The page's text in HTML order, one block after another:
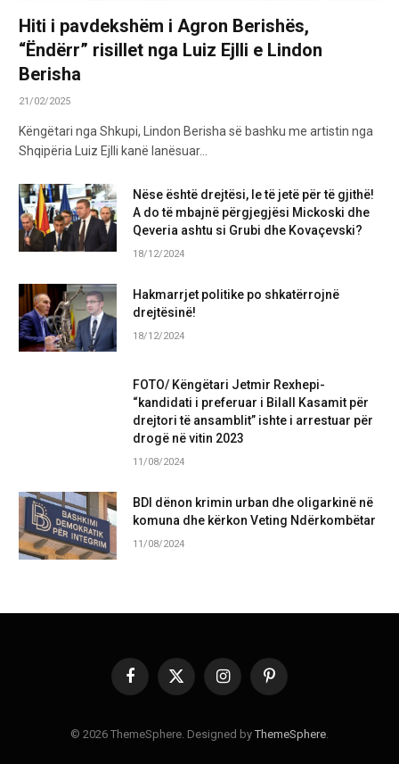
Hiti i pavdekshëm i Agron Berishës,
“Ëndërr” risillet nga Luiz Ejlli e Lindon
Berisha
21/02/2025
Këngëtari nga Shkupi, Lindon Berisha së bashku me artistin nga
Shqipëria Luiz Ejlli kanë lanësuar…
Nëse është drejtësi, le të jetë për të gjithë!
A do të mbajnë përgjegjësi Mickoski dhe
Qeveria ashtu si Grubi dhe Kovaçevski?
18/12/2024
Hakmarrjet politike po shkatërrojnë
drejtësinë!
18/12/2024
FOTO/ Këngëtari Jetmir Rexhepi-
“kandidati i preferuar i Bilall Kasamit për
drejtori të ansamblit” ishte i arrestuar për
drogë në vitin 2023
11/08/2024
BDI dënon krimin urban dhe oligarkinë në
komuna dhe kërkon Veting Ndërkombëtar
11/08/2024
Facebook
X
InstagramPinterest
© 2026 ThemeSphere. Designed byThemeSphere